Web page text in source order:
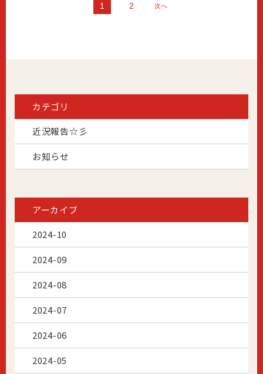
1 2 次へ
カテゴリ
近況報告☆彡
お知らせ
アーカイブ
2024-10
2024-09
2024-08
2024-07
2024-06
2024-05